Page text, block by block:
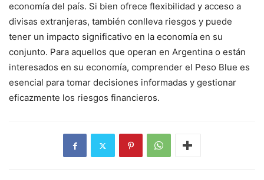
economía del país. Si bien ofrece flexibilidad y acceso a
divisas extranjeras, también conlleva riesgos y puede
tener un impacto significativo en la economía en su
conjunto. Para aquellos que operan en Argentina o están
interesados en su economía, comprender el Peso Blue es
esencial para tomar decisiones informadas y gestionar
eficazmente los riesgos financieros.